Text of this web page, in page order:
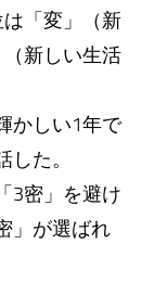
「変」（新
新しい生活
かしい1年で
た。
3密」を避け
」が選ばれ